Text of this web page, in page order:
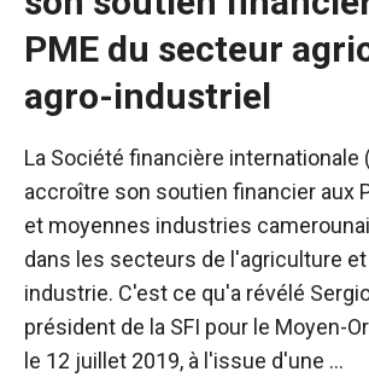
PME du secteur
agro-industriel
La Société financière internationale
accroître son soutien financier aux
et moyennes industries
dans les secteurs de l'agriculture
industrie. C'est ce qu'a révélé
président de la SFI pour le Moyen-
le 12 juillet 2019, à l'issue d'une ...